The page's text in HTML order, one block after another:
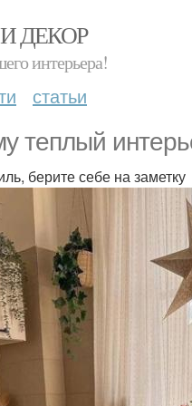
ДЕКОР
интерьера!
статьи
теплый
берите себе на заметку